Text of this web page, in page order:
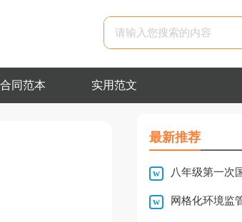
合同范本 实用范文
最新推荐
八年级第一次
4344字]网格化环境监